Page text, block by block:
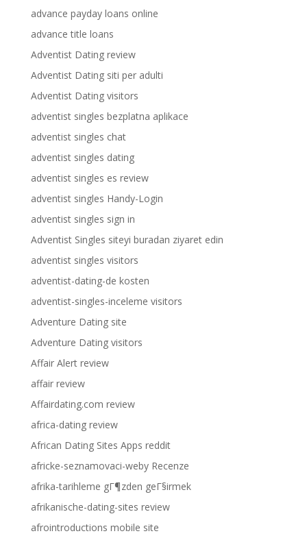
advance payday loans online
advance title loans
Adventist Dating review
Adventist Dating siti per adulti
Adventist Dating visitors
adventist singles bezplatna aplikace
adventist singles chat
adventist singles dating
adventist singles es review
adventist singles Handy-Login
adventist singles sign in
Adventist Singles siteyi buradan ziyaret edin
adventist singles visitors
adventist-dating-de kosten
adventist-singles-inceleme visitors
Adventure Dating site
Adventure Dating visitors
Affair Alert review
affair review
Affairdating.com review
africa-dating review
African Dating Sites Apps reddit
africke-seznamovaci-weby Recenze
afrika-tarihleme gГ¶zden geГ§irmek
afrikanische-dating-sites review
afrointroductions mobile site